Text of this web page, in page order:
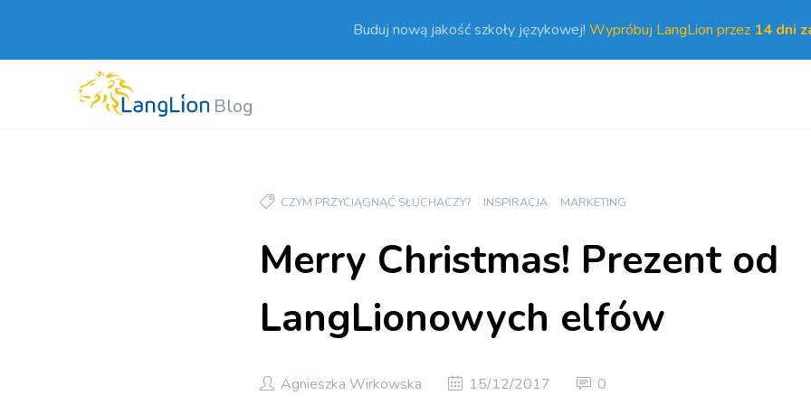
Buduj nową jakość szkoły językowej! Wypróbuj LangLion przez 14 dni
Blog
CZYM PRZYCIĄGNĄĆ SŁUCHACZY? INSPIRACJA MARKETING
Merry Christmas! Prezent od
LangLionowych elfów
Agnieszka Wirkowska 15/12/2017 0